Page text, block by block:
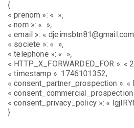
{
« prenom »: « »,
« nom »: « »,
« email »: «
« societe »: « »,
« telephone »: « »,
« HTTP_X_FORWARDED_FOR »: «
« timestamp »: 1746101352,
« consent_partner_prospection »: «
« consent_commercial_prospection
« consent_privacy_policy »: «
}